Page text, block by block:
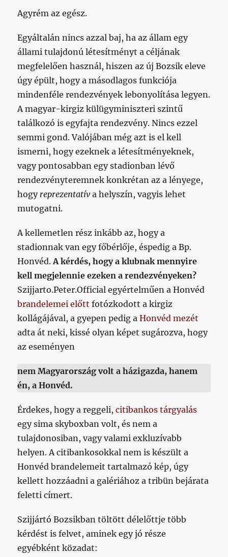
Agyrém az egész.
Egyáltalán nincs azzal baj, ha az állam egy
állami tulajdonú létesítményt a céljának
megfelelően használ, hiszen az új Bozsik eleve
úgy épült, hogy a másodlagos funkciója
mindenféle rendezvények lebonyolítása legyen.
A magyar-kirgiz külügyminiszteri szintű
találkozó is egyfajta rendezvény. Nincs ezzel
semmi gond. Valójában még azt is el kell
ismerni, hogy ezeknek a létesítményeknek,
vagy pontosabban egy stadionban lévő
rendezvényteremnek konkrétan az a lényege,
hogy reprezentatív a helyszín, vagyis lehet
mutogatni.
A kellemetlen rész inkább az, hogy a
stadionnak van egy főbérlője, éspedig a Bp.
Honvéd.A kérdés, hogy a klubnak mennyire
kell megjelennie ezeken a rendezvényeken?
Szijjarto.Peter.Official egyértelműen a Honvéd
brandelemei előtt fotózkodott a kirgiz
kollágájával, a gyepen pedig aHonvéd mezét
adta át neki, kissé olyan képet sugározva, hogy
az eseményen
nem Magyarország volt a házigazda, hanem
én, a Honvéd.
Érdekes, hogy a reggeli,citibankos tárgyalás
egy sima skyboxban volt, és nem a
tulajdonosiban, vagy valami exkluzívabb
helyen. A citibankosokkal nem is készült a
Honvéd brandelemeit tartalmazó kép, úgy
kellett hozzáadni a galériához a tribün bejárata
feletti címert.
Szijjártó Bozsikban töltött délelőttje több
kérdést is felvet, aminek egy jó része
egyébként közadat: